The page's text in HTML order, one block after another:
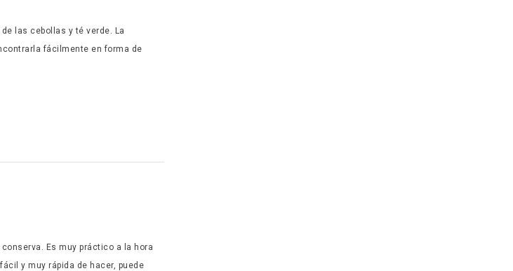
las cebollas y té verde. La
fácilmente en forma de
Es muy práctico a la hora
y muy rápida de hacer, puede